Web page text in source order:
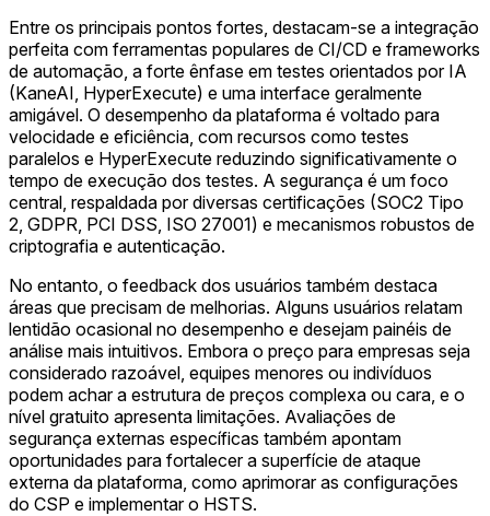
Entre os principais pontos fortes, destacam-se a integração
perfeita com ferramentas populares de CI/CD e frameworks
de automação, a forte ênfase em testes orientados por IA
(KaneAI, HyperExecute) e uma interface geralmente
amigável. O desempenho da plataforma é voltado para
velocidade e eficiência, com recursos como testes
paralelos e HyperExecute reduzindo significativamente o
tempo de execução dos testes. A segurança é um foco
central, respaldada por diversas certificações (SOC2 Tipo
2, GDPR, PCI DSS, ISO 27001) e mecanismos robustos de
criptografia e autenticação.
No entanto, o feedback dos usuários também destaca
áreas que precisam de melhorias. Alguns usuários relatam
lentidão ocasional no desempenho e desejam painéis de
análise mais intuitivos. Embora o preço para empresas seja
considerado razoável, equipes menores ou indivíduos
podem achar a estrutura de preços complexa ou cara, e o
nível gratuito apresenta limitações. Avaliações de
segurança externas específicas também apontam
oportunidades para fortalecer a superfície de ataque
externa da plataforma, como aprimorar as configurações
do CSP e implementar o HSTS.